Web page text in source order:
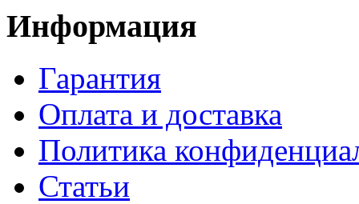
Информация
Гарантия
Оплата и доставка
Политика
Статьи